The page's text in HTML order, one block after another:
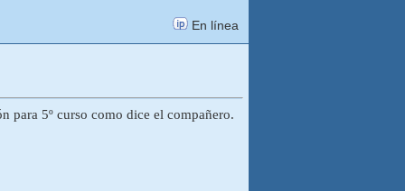
En línea
para 5º curso como dice el compañero.